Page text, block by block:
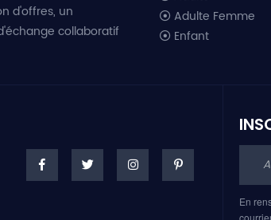
d'offres, un
collaboratif
Adulte Femme
Enfant
En